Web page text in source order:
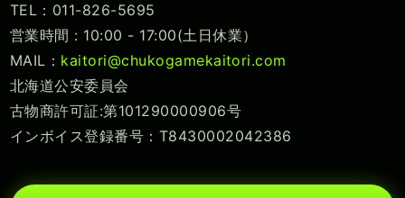
TEL：011-826-5695
営業時間 : 10:00 - 17:00(土日休業）
MAIL： kaitori@chukogamekaitori.com
北海道公安委員会
古物商許可証:第101290000906号
インボイス登録番号：T8430002042386